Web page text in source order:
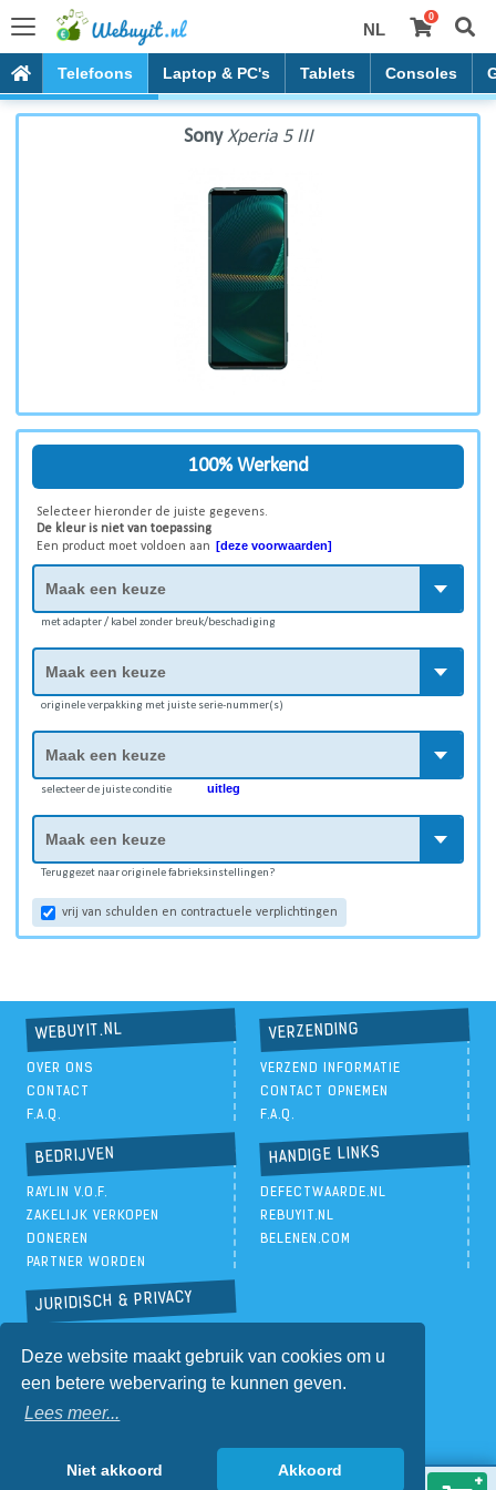
Deze website maakt gebruik van cookies om u
een betere webervaring te kunnen geven.
Lees meer...
Niet akkoord Akkoord
NL
0
Telefoons Laptop & PC's Tablets Consoles
Sony Xperia 5 III
Sony Xperia 5 III
100% Werkend
Selecteer hieronder de juiste gegevens.
De kleur is niet van toepassing
Een product moet voldoen aan [deze voorwaarden]
met adapter / kabel zonder breuk/beschadiging
originele verpakking met juiste serie-nummer(s)
selecteer de juiste conditie uitleg
Teruggezet naar originele fabrieksinstellingen?
vrij van schulden en contractuele verplichtingen
WEBUYIT.NL
OVER ONS
CONTACT
F.A.Q.
VERZENDING
VERZEND INFORMATIE
CONTACT OPNEMEN
F.A.Q.
BEDRIJVEN
RAYLIN V.O.F.
ZAKELIJK VERKOPEN
DONEREN
PARTNER WORDEN
HANDIGE LINKS
DEFECTWAARDE.NL
REBUYIT.NL
BELENEN.COM
JURIDISCH & PRIVACY
ALGEMENE VOORWAARDEN